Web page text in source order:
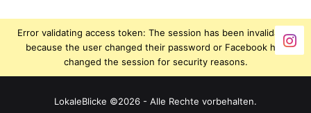
Error validating access token: The session has been invalidated
because the user changed their password or Facebook has
changed the session for security reasons.
LokaleBlicke ©2026 - Alle Rechte vorbehalten.